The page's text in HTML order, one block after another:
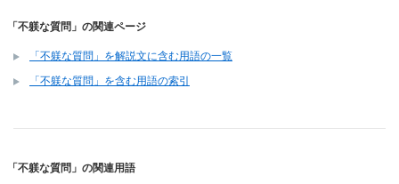
「不躾な質問」の関連ページ
「不躾な質問」を解説文に含む用語の一覧
「不躾な質問」を含む用語の索引
「不躾な質問」の関連用語